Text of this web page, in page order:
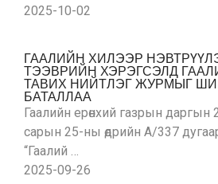
2025-10-02
ГААЛИЙН ХИЛЭЭР
ТЭЭВРИЙН ХЭРЭГСЭЛД
ТАВИХ НИЙТЛЭГ ЖУРМЫГ
БАТАЛЛАА
Гаалийн ерөнхий газрын даргын
сарын 25-ны өдрийн А/337
“Гаалий …
2025-09-26